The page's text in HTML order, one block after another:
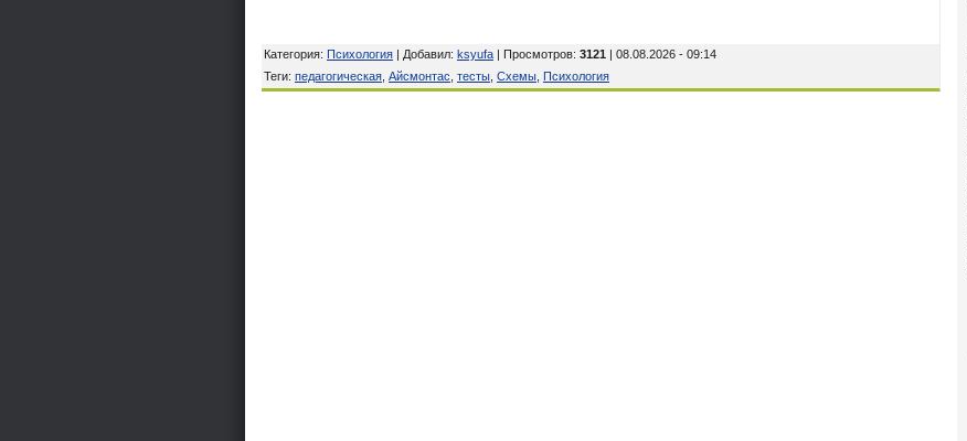
Категория: Психология | Добавил: ksyufa | Просмотров: 3121 | 08.08.2026 - 09:14
Теги: педагогическая Айсмонтас тесты Схемы Психология